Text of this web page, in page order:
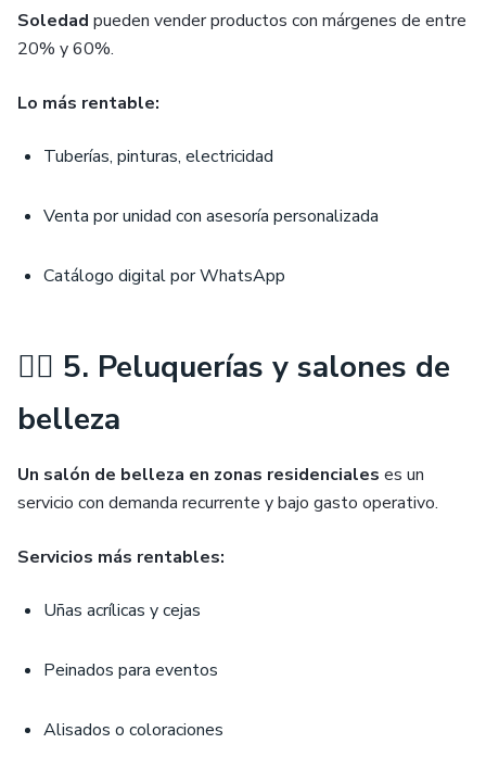
Soledad pueden vender productos con márgenes de entre
20% y 60%.
Lo más rentable:
Tuberías, pinturas, electricidad
Venta por unidad con asesoría personalizada
Catálogo digital por WhatsApp
💇‍♀️ 5. Peluquerías y salones de
belleza
Un salón de belleza en zonas residenciales es un
servicio con demanda recurrente y bajo gasto operativo.
Servicios más rentables:
Uñas acrílicas y cejas
Peinados para eventos
Alisados o coloraciones